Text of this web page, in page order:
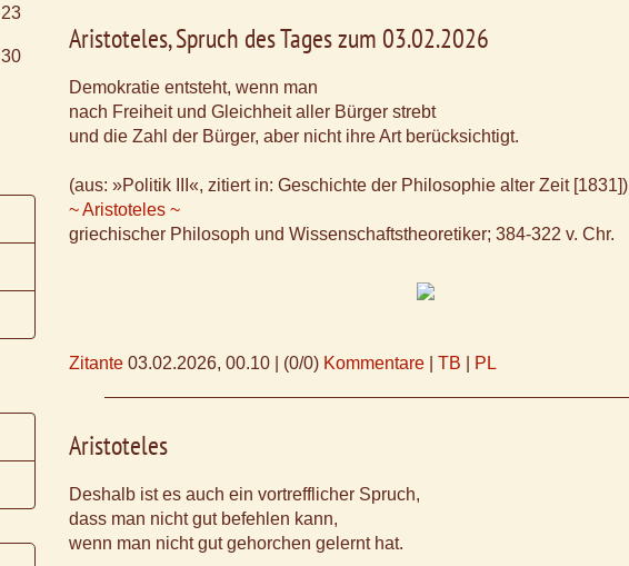
Aristoteles, Spruch des Tages zum 03.02.2026
Demokratie entsteht, wenn man
nach Freiheit und Gleichheit aller Bürger strebt
und die Zahl der Bürger, aber nicht ihre Art berücksichtigt.
(aus: »Politik III«, zitiert in: Geschichte der Philosophie alter Zeit [1831])
~ Aristoteles ~
griechischer Philosoph und Wissenschaftstheoretiker; 384-322 v. Chr.
Zitante 03.02.2026, 00.10 (0/0) Kommentare TB PL
Aristoteles
Deshalb ist es auch ein vortrefflicher Spruch,
dass man nicht gut befehlen kann,
wenn man nicht gut gehorchen gelernt hat.
23
30